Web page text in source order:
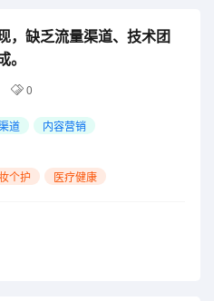
，缺乏流量渠道、技术团
0
道 内容营销
个护 医疗健康